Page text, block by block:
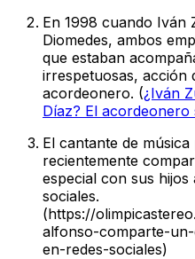
En 1998 cuando Iván
Diomedes, ambos
que estaban
irrespetuosas, acción
acordeonero. (¿Iván
Díaz? El acordeonero
El cantante de
recientemente
especial con sus
sociales.
(https://
alfonso-comparte-
en-redes-sociales)